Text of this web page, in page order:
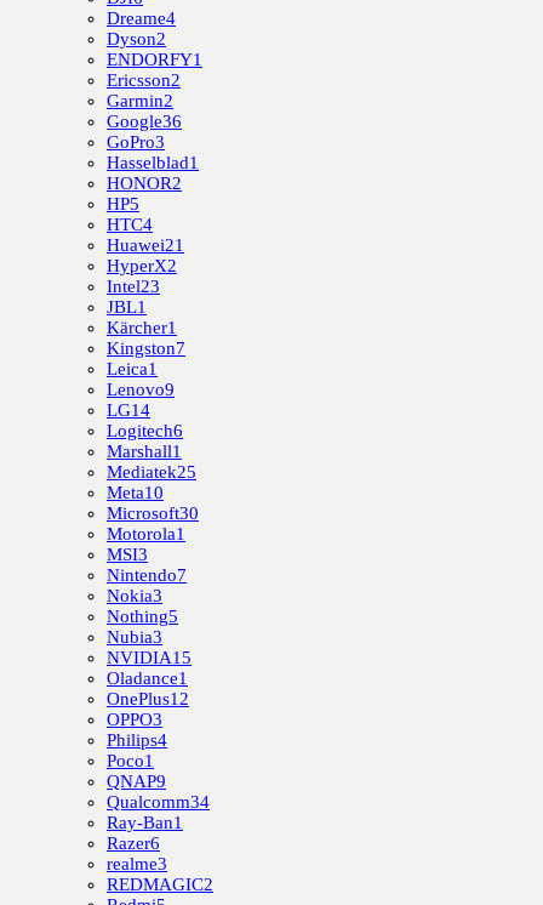
Dreame4
Dyson2
ENDORFY1
Ericsson2
Garmin2
Google36
GoPro3
Hasselblad1
HONOR2
HP5
HTC4
Huawei21
HyperX2
Intel23
JBL1
Kärcher1
Kingston7
Leica1
Lenovo9
LG14
Logitech6
Marshall1
Mediatek25
Meta10
Microsoft30
Motorola1
MSI3
Nintendo7
Nokia3
Nothing5
Nubia3
NVIDIA15
Oladance1
OnePlus12
OPPO3
Philips4
Poco1
QNAP9
Qualcomm34
Ray-Ban1
Razer6
realme3
REDMAGIC2